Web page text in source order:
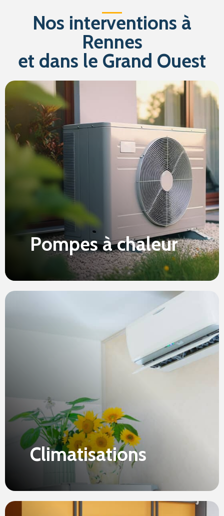
Nos interventions à
Rennes
et dans le Grand Ouest
Pompes à chaleur
Climatisations